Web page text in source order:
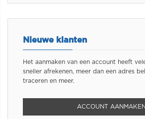
Nieuwe klanten
Het aanmaken van een account heeft
sneller afrekenen, meer dan een adres
traceren en meer.
ACCOUNT AANMAKEN